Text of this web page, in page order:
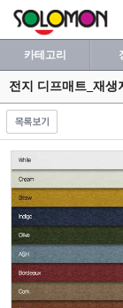
카테고리
전지 디프매트_재생